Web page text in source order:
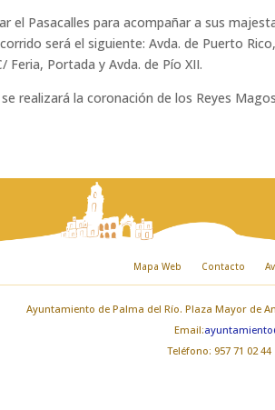
el Pasacalles para acompañar a sus
será el siguiente: Avda. de Puerto
Feria, Portada y Avda. de Pío XII.
realizará la coronación de los Reyes
Mapa Web Contacto
Ayuntamiento de Palma del Río. Plaza Mayor de
Email:
Teléfono: 957 71 02